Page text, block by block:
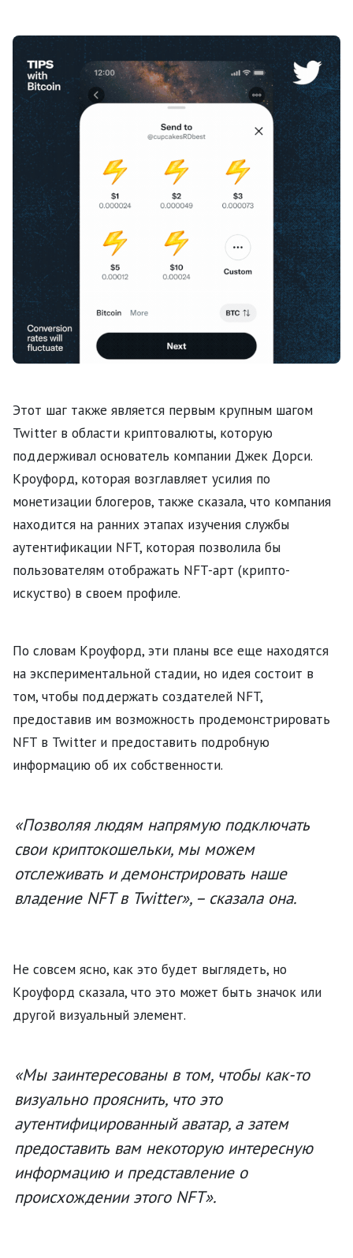
Этот шаг также является первым крупным шагом
Twitter в области криптовалюты, которую
поддерживал основатель компании Джек Дорси.
Кроуфорд, которая возглавляет усилия по
монетизации блогеров, также сказала, что компания
находится на ранних этапах изучения службы
аутентификации NFT, которая позволила бы
пользователям отображать NFT-арт (крипто-
искуство) в своем профиле.
По словам Кроуфорд, эти планы все еще находятся
на экспериментальной стадии, но идея состоит в
том, чтобы поддержать создателей NFT,
предоставив им возможность продемонстрировать
NFT в Twitter и предоставить подробную
информацию об их собственности.
«Позволяя людям напрямую подключать
свои криптокошельки, мы можем
отслеживать и демонстрировать наше
владение NFT в Twitter», – сказала она.
Не совсем ясно, как это будет выглядеть, но
Кроуфорд сказала, что это может быть значок или
другой визуальный элемент.
«Мы заинтересованы в том, чтобы как-то
визуально прояснить, что это
аутентифицированный аватар, а затем
предоставить вам некоторую интересную
информацию и представление о
происхождении этого NFT».